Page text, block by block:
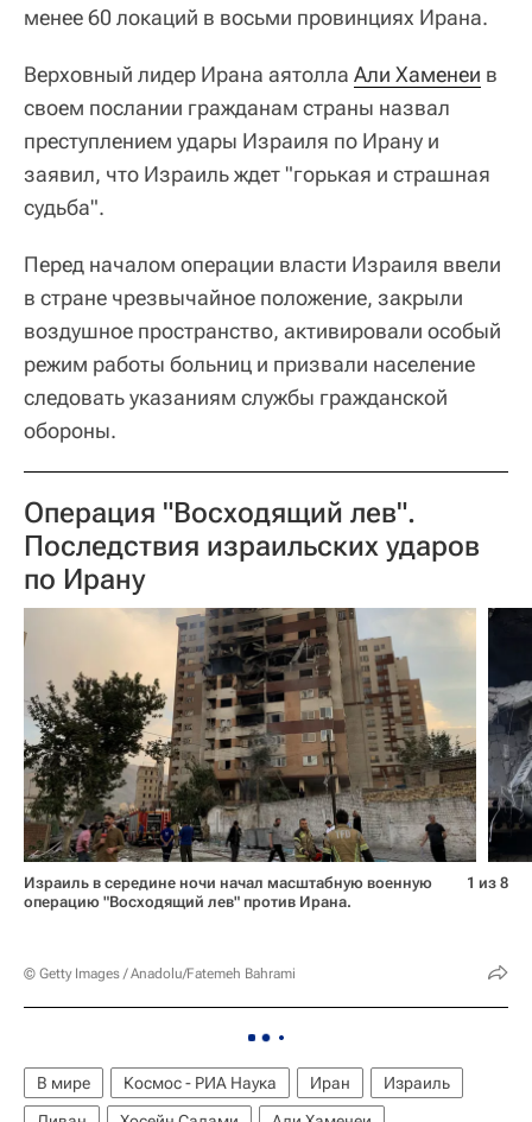
менее 60 локаций в восьми провинциях Ирана.
Верховный лидер Ирана аятолла Али Хаменеи в
своем послании гражданам страны назвал
преступлением удары Израиля по Ирану и
заявил, что Израиль ждет "горькая и страшная
судьба".
Перед началом операции власти Израиля ввели
в стране чрезвычайное положение, закрыли
воздушное пространство, активировали особый
режим работы больниц и призвали население
следовать указаниям службы гражданской
обороны.
Операция "Восходящий лев".
Последствия израильских ударов
по Ирану
Израиль в середине ночи начал масштабную военную
операцию "Восходящий лев" против Ирана.
© Getty Images / Anadolu/Fatemeh Bahrami
1 из 8
В мире Космос - РИА Наука Иран
Израиль